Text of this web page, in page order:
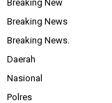
Breaking New
Breaking News
Breaking News.
Daerah
Nasional
Polres